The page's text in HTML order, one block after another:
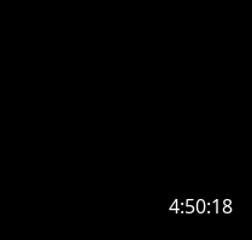
4:50:18